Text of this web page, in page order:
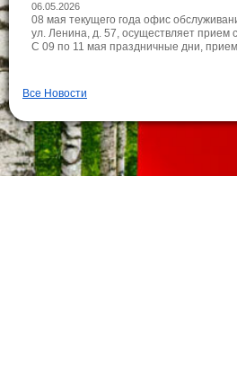
06.05.2026
08 мая текущего года офис
ул. Ленина, д. 57, осуществляет прием
С 09 по 11 мая праздничные дни,
Все Новости